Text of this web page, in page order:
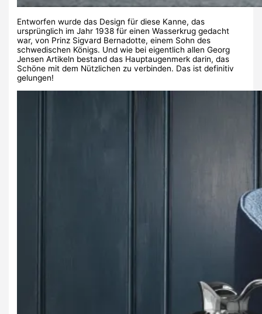
Entworfen wurde das Design für diese Kanne, das
ursprünglich im Jahr 1938 für einen Wasserkrug gedacht
war, von Prinz Sigvard Bernadotte, einem Sohn des
schwedischen Königs. Und wie bei eigentlich allen Georg
Jensen Artikeln bestand das Hauptaugenmerk darin, das
Schöne mit dem Nützlichen zu verbinden. Das ist definitiv
gelungen!